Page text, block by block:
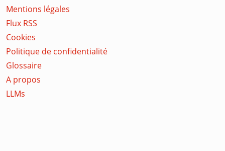
Mentions légales
Flux RSS
Cookies
Politique de confidentialité
Glossaire
A propos
LLMs